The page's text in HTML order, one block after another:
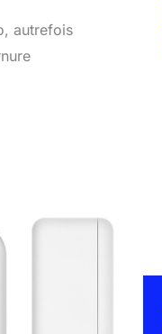
autrefois